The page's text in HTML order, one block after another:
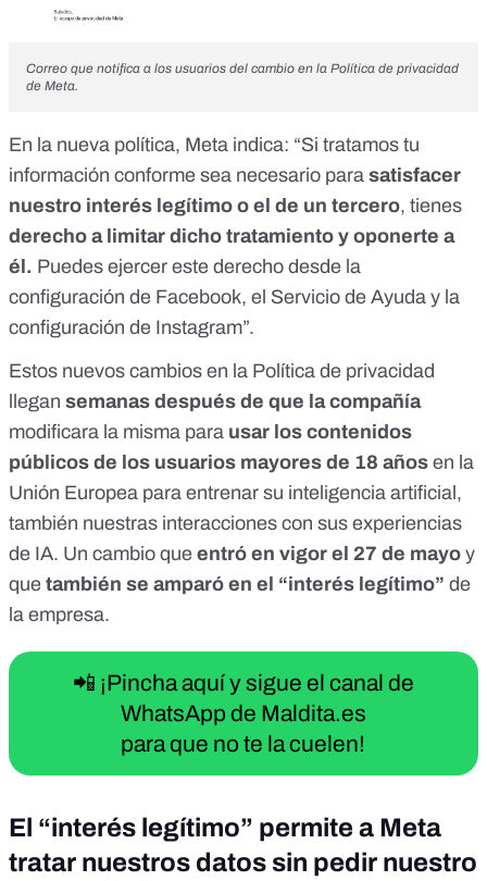
Correo que notifica a los usuarios del cambio en la Política de privacidad
de Meta.
En la nueva política, Meta indica: “Si tratamos tu
información conforme sea necesario para satisfacer
nuestro interés legítimo o el de un tercero, tienes
derecho a limitar dicho tratamiento y oponerte a
él. Puedes ejercer este derecho desde la
configuración de Facebook, el Servicio de Ayuda y la
configuración de Instagram”.
Estos nuevos cambios en la Política de privacidad
llegan semanas después de que la compañía
modificara la misma para usar los contenidos
públicos de los usuarios mayores de 18 años en la
Unión Europea para entrenar su inteligencia artificial,
también nuestras interacciones con sus experiencias
de IA. Un cambio que entró en vigor el 27 de mayo y
que también se amparó en el “interés legítimo” de
la empresa.
📲 ¡Pincha aquí y sigue el canal de
WhatsApp de Maldita.es
para que no te la cuelen!
El “interés legítimo” permite a Meta
tratar nuestros datos sin pedir nuestro